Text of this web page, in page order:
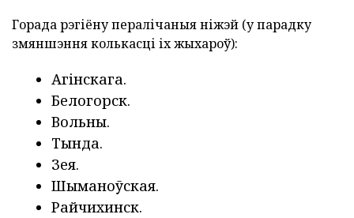
Горада рэгіёну пералічаныя ніжэй (у парадку
змяншэння колькасці іх жыхароў):
Агінскага.
Белогорск.
Вольны.
Тында.
Зея.
Шыманоўская.
Райчихинск.